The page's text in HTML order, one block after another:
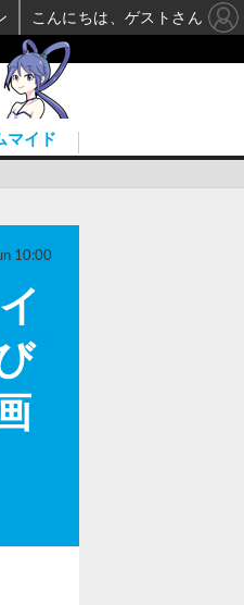
マイド
10:00
こんにちは、ゲストさん